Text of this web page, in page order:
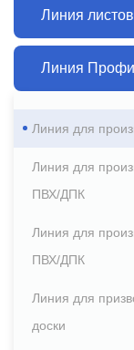
Линия листов
Линия
Линия для
Линия для
ПВХ/ДПК
Линия для
ПВХ/ДПК
Линия для
доски